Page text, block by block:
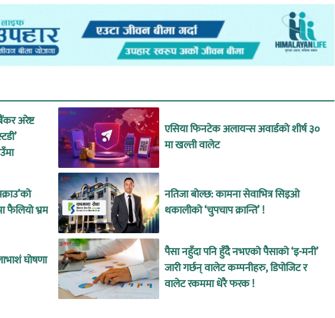
अरेष्ट
एसिया फिनटेक अलायन्स अवार्डको शीर्ष ३०
मा खल्ती वालेट
फैलियो भ्रम
नतिजा बोल्छ: कामना सेवाभित्र सिइओ
थकालीको ‘चुपचाप क्रान्ति’ !
घोषणा
पैसा नहुँदा पनि हुँदै नभएको पैसाको ‘इ-मनी’
जारी गर्छन् वालेट कम्पनीहरु, डिपोजिट र
वालेट रकममा धेरै फरक !